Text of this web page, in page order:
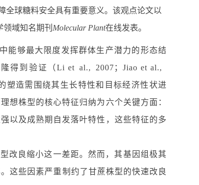
全球糖料安全具有重要意义。该观点论文以
领域知名期刊 Molecular Plant在线发表。
能够最大限度发挥群体生产潜力的形态结
得到验证（Li et al., 2007 ； Jiao et al.,
塑造需围绕其生长特性和目标经济性状进
想株型的核心特征归纳为六个关键方面：
以及成熟期自发落叶特性，这些特征的多
改良缩小这一差距。然而，其基因组极其
这些因素严重制约了甘蔗株型的快速改良